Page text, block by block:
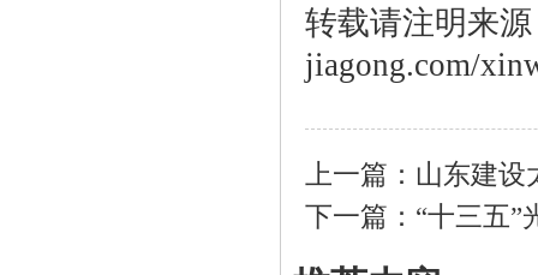
转载请注明来
jiagong.com/
上一篇： 山东建设
下一篇： “十三五”